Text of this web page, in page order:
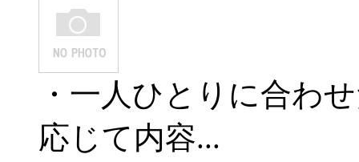
・一人ひとりに合わ
応じて内容...